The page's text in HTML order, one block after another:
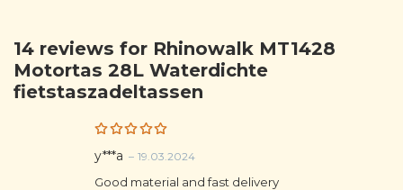
14 reviews for Rhinowalk MT1428
Motortas 28L Waterdichte
fietstaszadeltassen
Rated 5
out of 5
y***a – 19.03.2024
Good material and fast delivery